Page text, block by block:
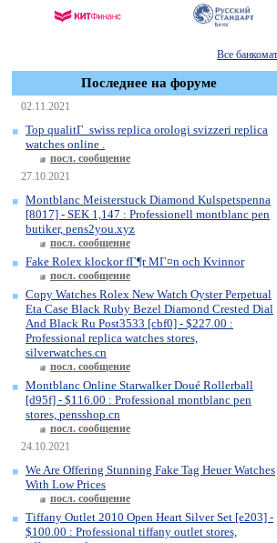
Все
Последнее на форуме
02.11.2021
Top qualitГ swiss replica orologi svizzeri replica
watches online .
посл. сообщение
27.10.2021
Montblanc Meisterstuck Diamond Kulspetspenna
[8017] - SEK 1,147 : Professionell montblanc pen
butiker, pens2you.xyz
посл. сообщение
Fake Rolex klockor fГ¶r MГ¤n och Kvinnor
посл. сообщение
Copy Watches Rolex New Watch Oyster Perpetual
Eta Case Black Ruby Bezel Diamond Crested Dial
And Black Ru Post3533 [cbf0] - $227.00 :
Professional replica watches stores,
silverwatches.cn
посл. сообщение
Montblanc Online Starwalker Doué Rollerball
[d95f] - $116.00 : Professional montblanc pen
stores, pensshop.cn
посл. сообщение
24.10.2021
We Are Offering Stunning Fake Tag Heuer Watches
With Low Prices
посл. сообщение
Tiffany Outlet 2010 Open Heart Silver Set [e203] -
$100.00 : Professional tiffany outlet stores,